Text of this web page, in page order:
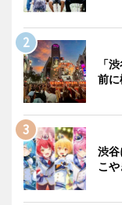
「
前に
渋
こ